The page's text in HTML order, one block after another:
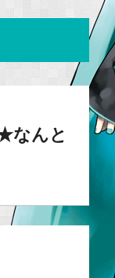
なんと